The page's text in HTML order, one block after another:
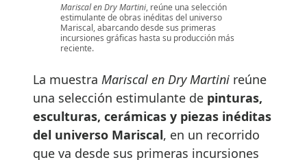
Mariscal en Dry Martini, reúne una selección
estimulante de obras inéditas del universo
Mariscal, abarcando desde sus primeras
incursiones gráficas hasta su producción más
reciente.
La muestra Mariscal en Dry Martini reúne
una selección estimulante de pinturas,
esculturas, cerámicas y piezas inéditas
del universo Mariscal, en un recorrido
que va desde sus primeras incursiones